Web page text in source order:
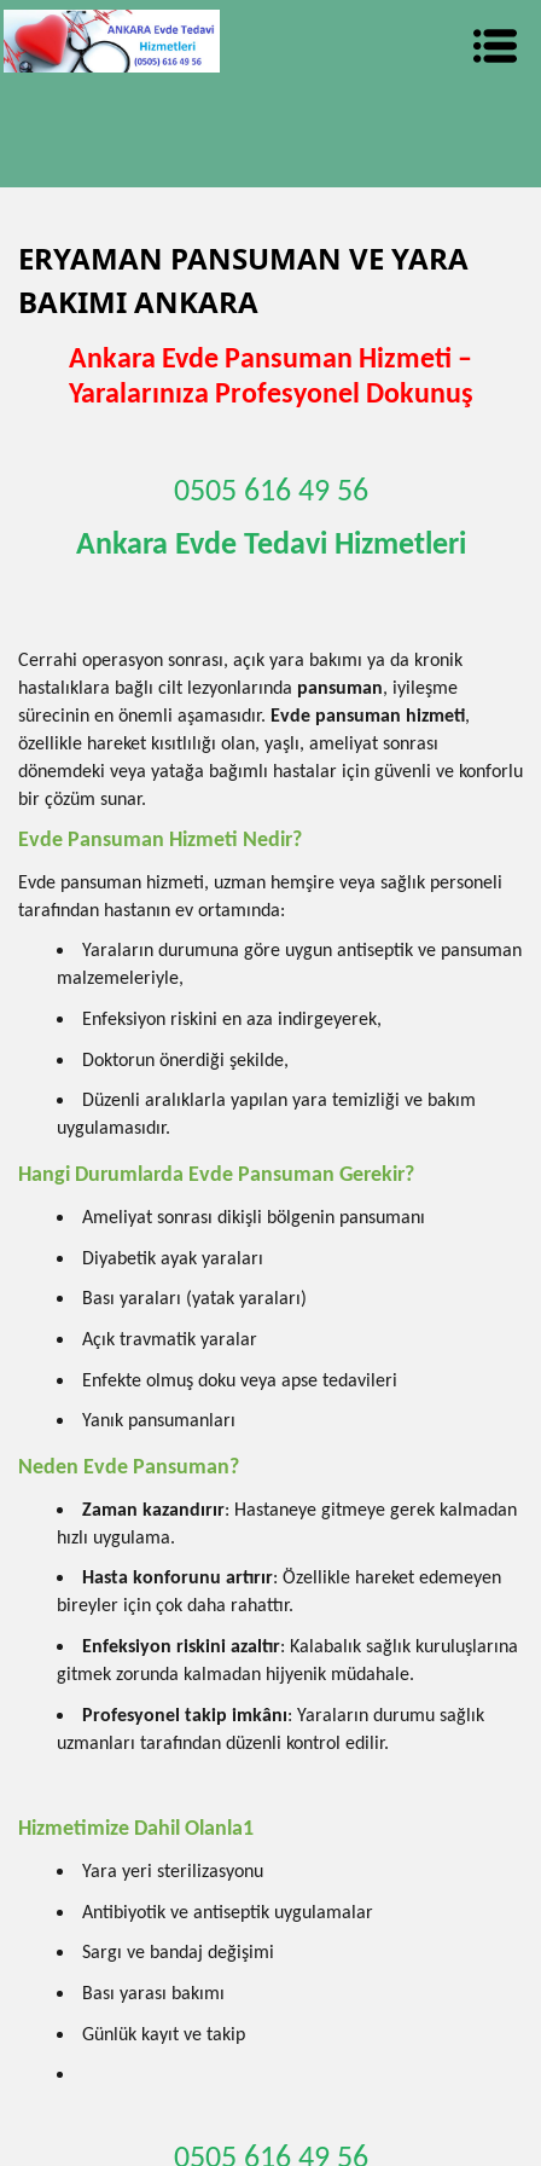
ERYAMAN PANSUMAN VE YARA
BAKIMI ANKARA
Ankara Evde Pansuman Hizmeti –
Yaralarınıza Profesyonel Dokunuş
0505 616 49 56
Ankara Evde Tedavi Hizmetleri
Cerrahi operasyon sonrası, açık yara bakımı ya da kronik
hastalıklara bağlı cilt lezyonlarında pansuman, iyileşme
sürecinin en önemli aşamasıdır. Evde pansuman hizmeti,
özellikle hareket kısıtlılığı olan, yaşlı, ameliyat sonrası
dönemdeki veya yatağa bağımlı hastalar için güvenli ve konforlu
bir çözüm sunar.
Evde Pansuman Hizmeti Nedir?
Evde pansuman hizmeti, uzman hemşire veya sağlık personeli
tarafından hastanın ev ortamında:
Yaraların durumuna göre uygun antiseptik ve pansuman
malzemeleriyle,
Enfeksiyon riskini en aza indirgeyerek,
Doktorun önerdiği şekilde,
Düzenli aralıklarla yapılan yara temizliği ve bakım
uygulamasıdır.
Hangi Durumlarda Evde Pansuman Gerekir?
Ameliyat sonrası dikişli bölgenin pansumanı
Diyabetik ayak yaraları
Bası yaraları (yatak yaraları)
Açık travmatik yaralar
Enfekte olmuş doku veya apse tedavileri
Yanık pansumanları
Neden Evde Pansuman?
Zaman kazandırır: Hastaneye gitmeye gerek kalmadan
hızlı uygulama.
Hasta konforunu artırır: Özellikle hareket edemeyen
bireyler için çok daha rahattır.
Enfeksiyon riskini azaltır: Kalabalık sağlık kuruluşlarına
gitmek zorunda kalmadan hijyenik müdahale.
Profesyonel takip imkânı: Yaraların durumu sağlık
uzmanları tarafından düzenli kontrol edilir.
Hizmetimize Dahil Olanla1
Yara yeri sterilizasyonu
Antibiyotik ve antiseptik uygulamalar
Sargı ve bandaj değişimi
Bası yarası bakımı
Günlük kayıt ve takip